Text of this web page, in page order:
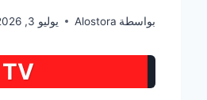
بواسطة Alostora يوليو 3, 2026
TV للكمبيوتر أحدث إصدار والاستمتاع